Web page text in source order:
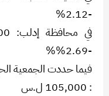
-2.12%
-2.69%%
فيما حددت الجمعية
: 105,000 ل.س